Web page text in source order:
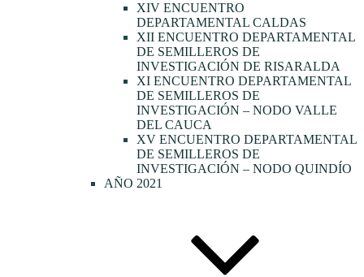
XIV ENCUENTRO
DEPARTAMENTAL CALDAS
XII ENCUENTRO DEPARTAMENTAL
DE SEMILLEROS DE
INVESTIGACIÓN DE RISARALDA
XI ENCUENTRO DEPARTAMENTAL
DE SEMILLEROS DE
INVESTIGACIÓN – NODO VALLE
DEL CAUCA
XV ENCUENTRO DEPARTAMENTAL
DE SEMILLEROS DE
INVESTIGACIÓN – NODO QUINDÍO
AÑO 2021